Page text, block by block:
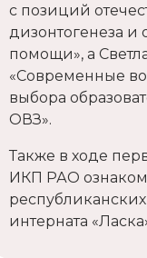
с позиций
дизонтогенеза
помощи», а
«Современные
выбора
ОВЗ».
Также в ходе
ИКП РАО
интерната